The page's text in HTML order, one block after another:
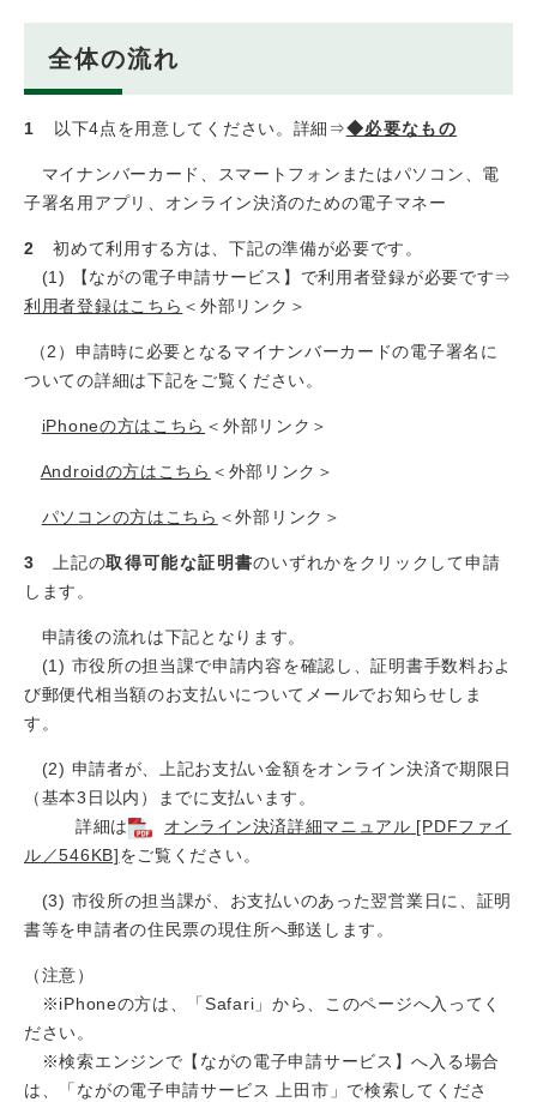
全体の流れ
1 以下4点を用意してください。詳細⇒◆必要なもの
マイナンバーカード、スマートフォンまたはパソコン、電
子署名用アプリ、オンライン決済のための電子マネー
2 初めて利用する方は、下記の準備が必要です。
(1) 【ながの電子申請サービス】で利用者登録が必要です⇒
利用者登録はこちら ＜外部リンク＞
（2）申請時に必要となるマイナンバーカードの電子署名に
ついての詳細は下記をご覧ください。
iPhoneの方はこちら ＜外部リンク＞
Androidの方はこちら ＜外部リンク＞
パソコンの方はこちら ＜外部リンク＞
3 上記の取得可能な証明書のいずれかをクリックして申請
します。
申請後の流れは下記となります。
(1) 市役所の担当課で申請内容を確認し、証明書手数料およ
び郵便代相当額のお支払いについてメールでお知らせしま
す。
(2) 申請者が、上記お支払い金額をオンライン決済で期限日
（基本3日以内）までに支払います。
​ 詳細は
オンライン決済詳細マニュアル [PDFファイ
ル／546KB]をご覧ください。
(3) 市役所の担当課が、お支払いのあった翌営業日に、証明
書等を申請者の住民票の現住所へ郵送します。
（注意）
※iPhoneの方は、「Safari」から、このページへ入ってく
ださい。
※検索エンジンで【ながの電子申請サービス】へ入る場合
は、「ながの電子申請サービス 上田市」で検索してくださ